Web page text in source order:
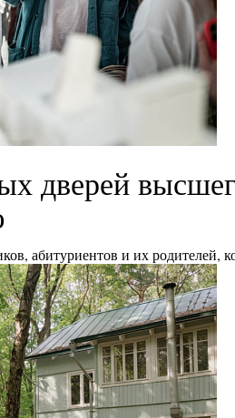
дверей
абитуриентов и их родителей,